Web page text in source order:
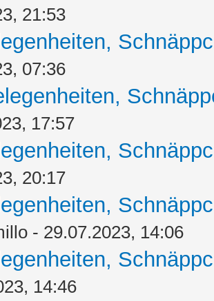
21:53
07:36
17:57
20:17
- 29.07.2023, 14:06
14:46